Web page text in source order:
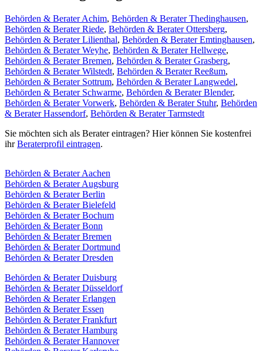
Behörden & Berater Achim, Behörden & Berater Thedinghausen,
Behörden & Berater Riede, Behörden & Berater Ottersberg,
Behörden & Berater Lilienthal, Behörden & Berater Emtinghausen,
Behörden & Berater Weyhe, Behörden & Berater Hellwege,
Behörden & Berater Bremen, Behörden & Berater Grasberg,
Behörden & Berater Wilstedt, Behörden & Berater Reeßum,
Behörden & Berater Sottrum, Behörden & Berater Langwedel,
Behörden & Berater Schwarme, Behörden & Berater Blender,
Behörden & Berater Vorwerk, Behörden & Berater Stuhr, Behörden
& Berater Hassendorf, Behörden & Berater Tarmstedt
Sie möchten sich als Berater eintragen? Hier können Sie kostenfrei
ihrBeraterprofil eintragen.
Behörden & Berater Aachen
Behörden & Berater Augsburg
Behörden & Berater Berlin
Behörden & Berater Bielefeld
Behörden & Berater Bochum
Behörden & Berater Bonn
Behörden & Berater Bremen
Behörden & Berater Dortmund
Behörden & Berater Dresden
Behörden & Berater Duisburg
Behörden & Berater Düsseldorf
Behörden & Berater Erlangen
Behörden & Berater Essen
Behörden & Berater Frankfurt
Behörden & Berater Hamburg
Behörden & Berater Hannover